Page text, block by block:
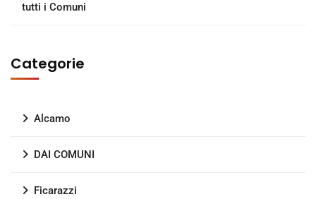
tutti i Comuni
Categorie
Alcamo
DAI COMUNI
Ficarazzi